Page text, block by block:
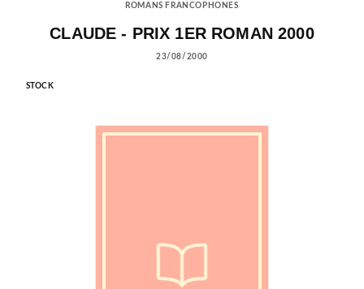
ROMANS FRANCOPHONES
CLAUDE - PRIX 1ER ROMAN 2000
23/08/2000
STOCK